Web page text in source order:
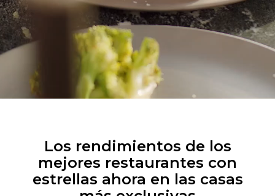
Los rendimientos de los
mejores restaurantes con
estrellas ahora en las casas